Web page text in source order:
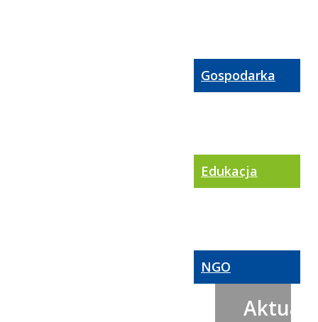
Gospodarka
Edukacja
NGO